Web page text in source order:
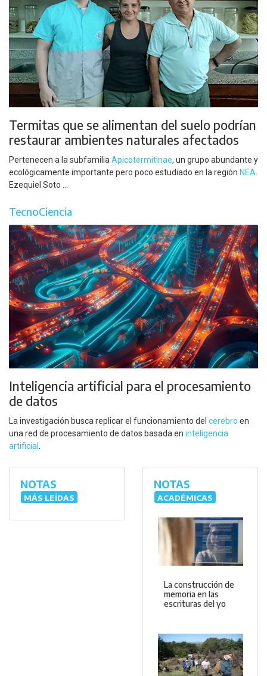
Termitas que se alimentan del suelo podrían
restaurar ambientes naturales afectados
Pertenecen a la subfamilia Apicotermitinae, un grupo abundante y
ecológicamente importante pero poco estudiado en la región NEA
Ezequiel Soto ...
TecnoCiencia
Inteligencia artificial para el procesamiento
de datos
La investigación busca replicar el funcionamiento del cerebro en
una red de procesamiento de datos basada en inteligencia
artificial
NOTAS
MÁS LEÍDAS
NOTAS
ACADÉMICAS
La construcción de
memoria en las
escrituras del yo